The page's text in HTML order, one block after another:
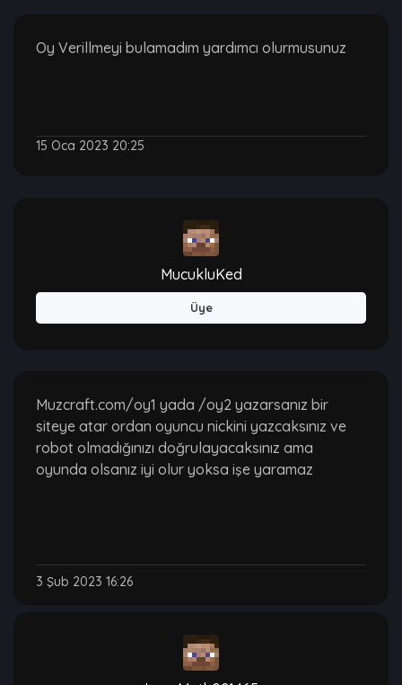
Oy Verillmeyi bulamadım yardımcı olurmusunuz
15 Oca 2023 20:25
MucukluKed
Üye
Muzcraft.com/oy1 yada /oy2 yazarsanız bir
siteye atar ordan oyuncu nickini yazcaksınız ve
robot olmadığınızı doğrulayacaksınız ama
oyunda olsanız iyi olur yoksa işe yaramaz
3 Şub 2023 16:26